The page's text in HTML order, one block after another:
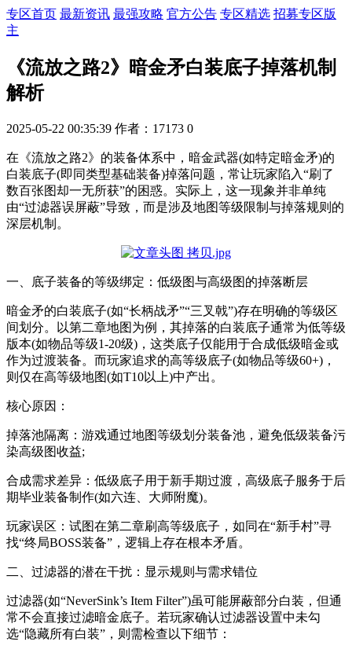
专区首页 最新资讯 最强攻略 官方公告 专区精选 招募专区版
主
《流放之路2》暗金矛白装底子掉落机制
解析
2025-05-22 00:35:39 作者：17173 0
在《流放之路2》的装备体系中，暗金武器(如特定暗金矛)的
白装底子(即同类型基础装备)掉落问题，常让玩家陷入“刷了
数百张图却一无所获”的困惑。实际上，这一现象并非单纯
由“过滤器误屏蔽”导致，而是涉及地图等级限制与掉落规则的
深层机制。
一、底子装备的等级绑定：低级图与高级图的掉落断层
暗金矛的白装底子(如“长柄战矛”“三叉戟”)存在明确的等级区
间划分。以第二章地图为例，其掉落的白装底子通常为低等级
版本(如物品等级1-20级)，这类底子仅能用于合成低级暗金或
作为过渡装备。而玩家追求的高等级底子(如物品等级60+)，
则仅在高等级地图(如T10以上)中产出。
核心原因：
掉落池隔离：游戏通过地图等级划分装备池，避免低级装备污
染高级图收益;
合成需求差异：低级底子用于新手期过渡，高级底子服务于后
期毕业装备制作(如六连、大师附魔)。
玩家误区：试图在第二章刷高等级底子，如同在“新手村”寻
找“终局BOSS装备”，逻辑上存在根本矛盾。
二、过滤器的潜在干扰：显示规则与需求错位
过滤器(如“NeverSink’s Item Filter”)虽可能屏蔽部分白装，但通
常不会直接过滤暗金底子。若玩家确认过滤器设置中未勾
选“隐藏所有白装”，则需检查以下细节：